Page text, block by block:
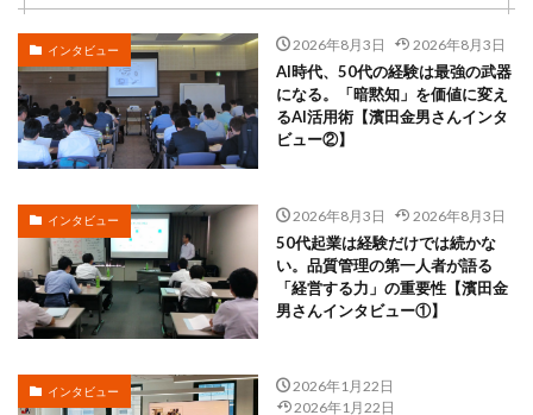
インタビュー 2026年8月3日 2026年8月3日
AI時代、50代の経験は最強の武器
になる。「暗黙知」を価値に変え
るAI活用術【濱田金男さんインタ
ビュー②】
インタビュー 2026年8月3日 2026年8月3日
50代起業は経験だけでは続かな
い。品質管理の第一人者が語る
「経営する力」の重要性【濱田金
男さんインタビュー①】
インタビュー
2026年1月22日
2026年1月22日